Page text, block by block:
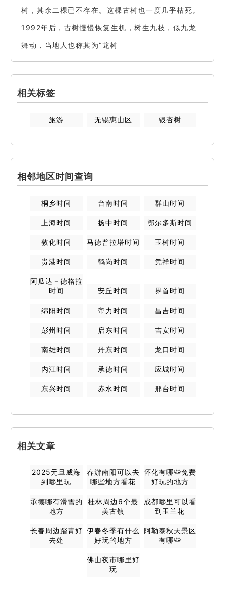
树，其余二棵已不存在。这棵古树也一度几乎枯死。
1992年后，古树慢慢恢复生机，树生九枝，似九龙
舞动，当地人也称其为“龙树
相关标签
旅游 无锡惠山区 银杏树
相邻地区时间查询
桐乡时间 台南时间 群山时间
上海时间 扬中时间 鄂尔多斯时间
敦化时间 马德普拉塔时间 玉树时间
贵港时间 鹤岗时间 凭祥时间
阿瓜达－德格拉
时间
安丘时间 界首时间
绵阳时间 帝力 时间 昌吉时间
彭州 时间 启东时间 吉安时间
南雄时间 丹东时间 龙口 时间
内江时间 承德时间 应城时间
东兴时间 赤水时间 邢台时间
相关文章
2025元旦威海
到哪里玩
春游南阳可以去
哪些地方看花
怀化有哪些免费
好玩的地方
承德哪有滑雪的
地方
桂林周边6个最
美古镇
成都哪里可以看
到玉兰花
长春周边踏青好
去处
伊春冬季有什么
好玩的地方
阿勒泰秋天景区
有哪些
佛山夜市哪里好
玩